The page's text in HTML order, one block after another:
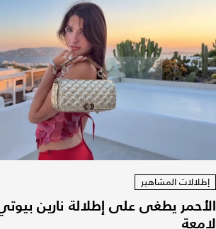
إطلالات المشاهير
الأحمر يطغى على إطلالة نارين
لامعة